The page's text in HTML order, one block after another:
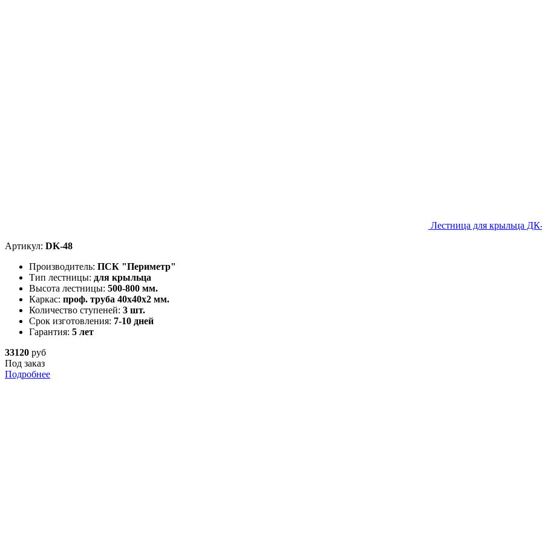
Лестница для крыльца
Артикул: DK-48
Производитель: ПСК "Периметр"
Тип лестницы: для крыльца
Высота лестницы: 500-800 мм.
Каркас: проф. труба 40х40х2 мм.
Количество ступеней: 3 шт.
Срок изготовления: 7-10 дней
Гарантия: 5 лет
33120 руб
Под заказ
Подробнее